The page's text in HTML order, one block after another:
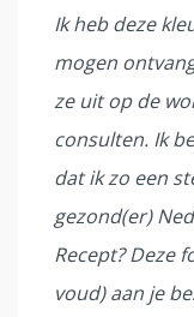
Ik heb deze
mogen
ze uit op de
consulten. Ik
dat ik zo een
gezond(er)
Recept? Deze
voud) aan je